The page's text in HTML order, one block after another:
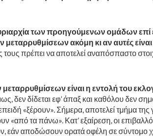
των προηγούμενων ομάδων
ακόμη κι αν αυτές
πρέπει να αποτελεί αναπόσπαστο
είναι η εντολή του
δεν δίδεται εφ’ άπαξ και καθόλου δεν
«ξέρουν». Σήμερα, αποτελεί τμήμα της
«από τα πάνω». Κατ’ εξαίρεση, οι
εάν αποδώσουν ορατά οφέλη σε σύντομο